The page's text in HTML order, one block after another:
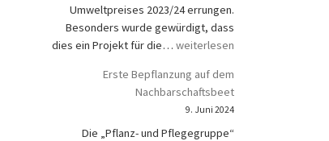
Umweltpreises 2023/24 errungen.
Besonders wurde gewürdigt, dass
dies ein Projekt für die… Wittener Umweltpreis für das
weiterlesen
Erste Bepflanzung auf dem
Nachbarschaftsbeet
9. Juni 2024
Die „Pflanz- und Pflegegruppe“